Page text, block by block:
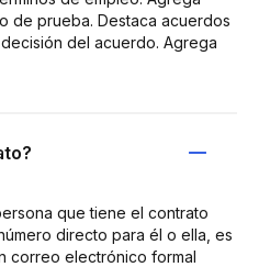
de prueba. Destaca acuerdos
del acuerdo. Agrega
que tiene el contrato
directo para él o ella, es
correo electrónico formal